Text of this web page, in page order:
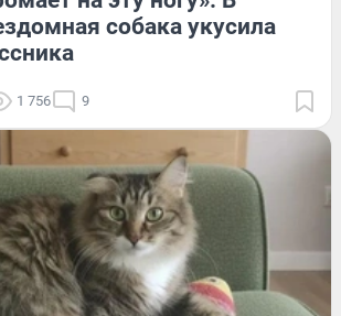
собака укусила
1 756 9